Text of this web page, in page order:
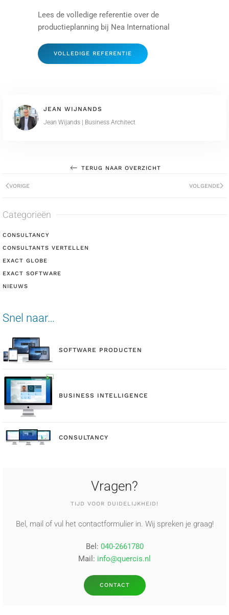
Lees de volledige referentie over de
productieplanning bij Nea International
VOLLEDIGE REFERENTIE
JEAN WIJNANDS
Jean Wijands | Business Architect
TERUG NAAR OVERZICHT
VORIGE VOLGENDE
Categorieën
CONSULTANCY
CONSULTANTS VERTELLEN
EXACT GLOBE
EXACT SOFTWARE
NIEUWS
Snel naar…
SOFTWARE PRODUCTEN
BUSINESS INTELLIGENCE
CONSULTANCY
Vragen?
TIJD VOOR DUIDELIJKHEID!
Bel, mail of vul het contactformulier in. Wij spreken je graag!
Bel: 040-2661780
Mail: info@quercis.nl
CONTACT